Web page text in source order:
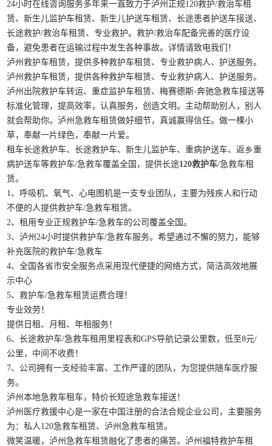
24小时在线咨询服务多年来一直致力于泸州正规120救护/救治车租
赁、新生儿监护车租赁、新生儿护送车租赁、长途患者护送车接送、
长途救护/救治车租赁、专业救护。救护/救治车配备完善的医疗设
备，避免患者在运输过程中发生各种事故。详情请致电我们！
泸州救护车租赁，提供多种救护车租赁、专业救护病人、护送服务。
泸州救护车租赁，提供各种救护车租赁、专业救护病人、护送服务。
泸州出院救护车转运、重症监护车租赁、梅赛德斯-奔驰急救车接送等
标准化管理，提高效率，认真服务，创造文明。主动帮助别人，别人
就会帮助你。泸州急救车租赁做好细节，真诚赢得信任。做一棵小
草，奉献一片绿色，奉献一片爱。
租车长途救护车、长途救护车、新生儿监护车、重病护送车、返乡重
病护送车等救护车/急救车覆盖全国，提供长途120救护车/急救车租
赁。
1、呼吸机、氧气、心电图机是一支专业团队，主要为残疾人和行动
不便的人提供救护车/急救车租赁。
2、租用专业正规救护车/急救车的公司覆盖全国。
3、泸州24小时提供救护车/急救车服务。希望通过不懈的努力，能够
补充医院的救护车/急救车
4、全国各省市安全服务点采用现代便捷的网络方式，简洁高效地展
示中心
5、救护车/急救车租赁运费合理！
专业效劳！
提供日租、月租、年租服务！
6、长途救护车/急救车租用里程表和GPS导航记录公里数，低至8元/
公里，中间不收费！
7、公司拥有一支经验丰富、工作严谨的团队，为您提供随车医疗服
务。
泸州本地急救车租车，特价长短途急救车接送！
泸州医疗救援中心是一家在中国注册的合法合规企业公司，主要服务
为：私人120急救车租赁、泸州急救车租赁。
微笑温暖，泸州急救车租赁融化了患者的痛苦。泸州福特救护车租